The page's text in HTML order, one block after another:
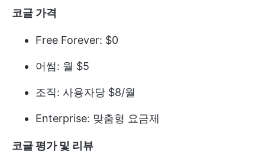
코글 가격
Free Forever: $0
어썸: 월 $5
조직: 사용자당 $8/월
Enterprise: 맞춤형 요금제
코글 평가 및 리뷰